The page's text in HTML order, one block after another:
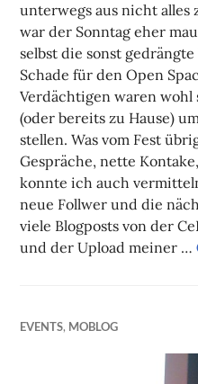
unterwegs aus nicht alles
war der Sonntag eher
selbst die sonst
Schade für den Open
Verdächtigen waren wohl
(oder bereits zu Hause)
stellen. Was vom Fest
Gespräche, nette
konnte ich auch
neue Follwer und die
viele Blogposts von der
und der Upload meiner …
EVENTS, MOBLOG